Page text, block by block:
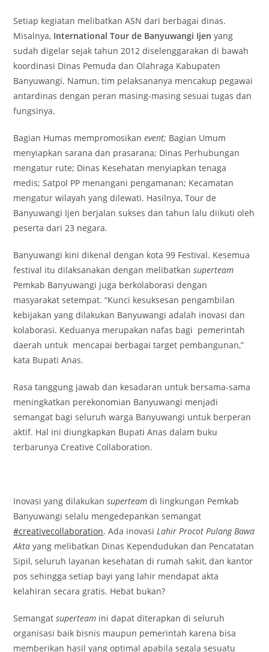
Setiap kegiatan melibatkan ASN dari berbagai dinas.
Misalnya, International Tour de Banyuwangi Ijen yang
sudah digelar sejak tahun 2012 diselenggarakan di bawah
koordinasi Dinas Pemuda dan Olahraga Kabupaten
Banyuwangi. Namun, tim pelaksananya mencakup pegawai
antardinas dengan peran masing-masing sesuai tugas dan
fungsinya.
Bagian Humas mempromosikanevent; Bagian Umum
menyiapkan sarana dan prasarana; Dinas Perhubungan
mengatur rute; Dinas Kesehatan menyiapkan tenaga
medis; Satpol PP menangani pengamanan; Kecamatan
mengatur wilayah yang dilewati. Hasilnya, Tour de
Banyuwangi Ijen berjalan sukses dan tahun lalu diikuti oleh
peserta dari 23 negara.
Banyuwangi kini dikenal dengan kota 99 Festival. Kesemua
festival itu dilaksanakan dengan melibatkansuperteam
Pemkab Banyuwangi juga berkolaborasi dengan
masyarakat setempat. “Kunci kesuksesan pengambilan
kebijakan yang dilakukan Banyuwangi adalah inovasi dan
kolaborasi. Keduanya merupakan nafas bagi pemerintah
daerah untuk mencapai berbagai target pembangunan,”
kata Bupati Anas.
Rasa tanggung jawab dan kesadaran untuk bersama-sama
meningkatkan perekonomian Banyuwangi menjadi
semangat bagi seluruh warga Banyuwangi untuk berperan
aktif. Hal ini diungkapkan Bupati Anas dalam buku
terbarunya Creative Collaboration.
Inovasi yang dilakukansuperteamdi lingkungan Pemkab
Banyuwangi selalu mengedepankan semangat
#creativecollaboration. Ada inovasiLahir Procot Pulang Bawa
Aktayang melibatkan Dinas Kependudukan dan Pencatatan
Sipil, seluruh layanan kesehatan di rumah sakit, dan kantor
pos sehingga setiap bayi yang lahir mendapat akta
kelahiran secara gratis. Hebat bukan?
Semangatsuperteam ini dapat diterapkan di seluruh
organisasi baik bisnis maupun pemerintah karena bisa
memberikan hasil yang optimal apabila segala sesuatu